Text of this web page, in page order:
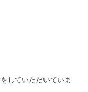
していただいていま